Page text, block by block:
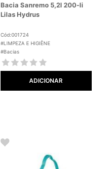
Bacia Sanremo 5,2l 200-li
Lilas Hydrus
Cód:001724
#LIMPEZA E HIGIÊNE
#Bacias
ADICIONAR